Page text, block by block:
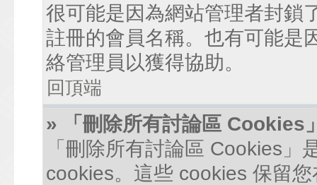
很可能是因為網站管理者封鎖
註冊的會員名稱。也有可能是
絡管理員以獲得協助。
回頂端
» 「刪除所有討論區 Cookies
「刪除所有討論區 Cookies
cookies。這些 cookies 保留